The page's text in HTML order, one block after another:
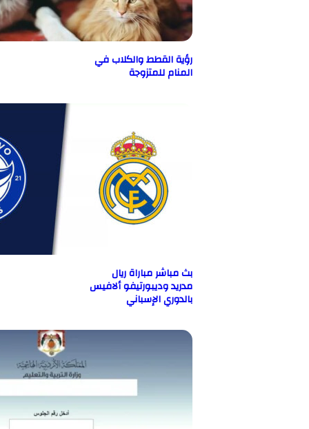
رؤية القطط والكلاب في
المنام للمتزوجة
بث مباشر مباراة ريال
مدريد وديبورتيفو ألافيس
بالدوري الإسباني